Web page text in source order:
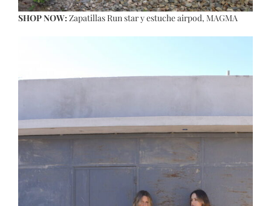
SHOP NOW:Zapatillas Run staryestuche airpod, MAGMA